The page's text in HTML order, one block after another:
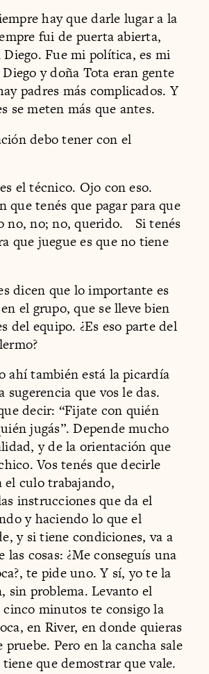
hay que darle lugar a la
fui de puerta abierta,
Fue mi política, es mi
y doña Tota eran gente
padres más complicados. Y
se meten más que antes.
debo tener con el
el técnico. Ojo con eso.
que tenés que pagar para que
no, no; no, querido. Si tenés
que juegue es que no tiene
dicen que lo importante es
el grupo, que se lleve bien
del equipo. ¿Es eso parte del
ahí también está la picardía
sugerencia que vos le das.
decir: “Fijate con quién
jugás”. Depende mucho
y de la orientación que
Vos tenés que decirle
el culo trabajando,
instrucciones que da el
y haciendo lo que el
y si tiene condiciones, va a
las cosas: ¿Me conseguís una
te pide uno. Y sí, yo te la
sin problema. Levanto el
minutos te consigo la
en River, en donde quieras
pruebe. Pero en la cancha sale
que demostrar que vale.